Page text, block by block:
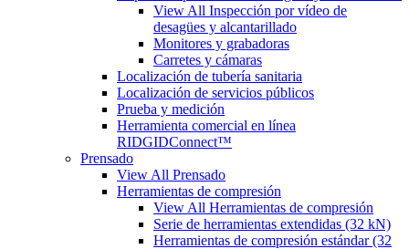
View All Inspección por vídeo de
desagües y alcantarillado
Monitores y grabadoras
Carretes y cámaras
Localización de tubería sanitaria
Localización de servicios públicos
Prueba y medición
Herramienta comercial en línea
RIDGIDConnect™
Prensado
View All Prensado
Herramientas de compresión
View All Herramientas de compresión
Serie de herramientas extendidas (32 kN)
Herramientas de compresión estándar (32